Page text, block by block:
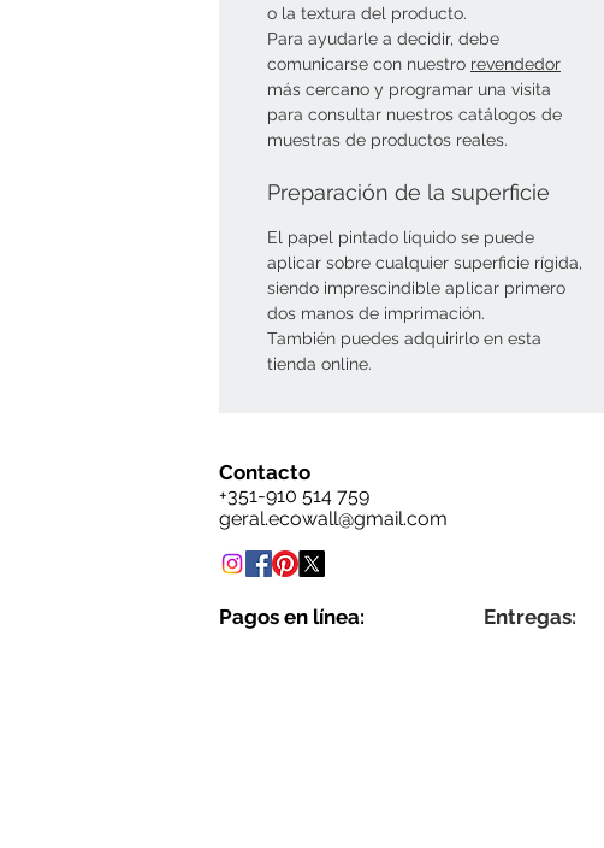
o la textura del producto.
Para ayudarle a decidir, debe
comunicarse con nuestro revendedor
más cercano y programar una visita
para consultar nuestros catálogos de
muestras de productos reales.
Preparación de la superficie
El papel pintado líquido se puede
aplicar sobre cualquier superficie rígida,
siendo imprescindible aplicar primero
dos manos de imprimación.
También puedes adquirirlo en esta
tienda online.
Contacto
+351-910 514 759
geral.ecowall@gmail.com
Pagos en línea: Entregas: